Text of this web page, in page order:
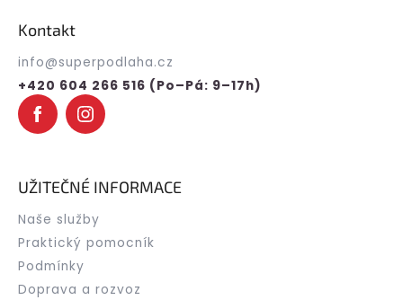
Kontakt
info@superpodlaha.cz
+420 604 266 516 (Po–Pá: 9–17h)
UŽITEČNÉ INFORMACE
Naše služby
Praktický pomocník
Podmínky
Doprava a rozvoz